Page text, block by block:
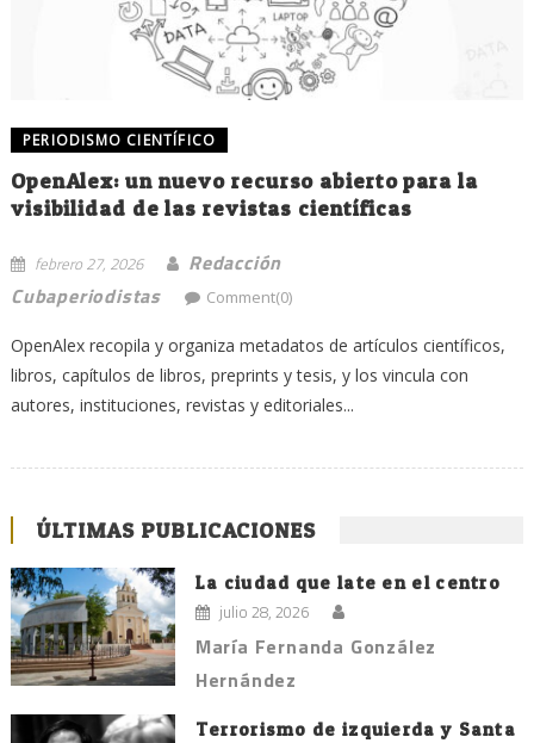
PERIODISMO CIENTÍFICO
OpenAlex: un nuevo recurso abierto para la
visibilidad de las revistas científicas
febrero 27, 2026
Redacción
Cubaperiodistas
Comment(0)
OpenAlex recopila y organiza metadatos de artículos científicos,
libros, capítulos de libros, preprints y tesis, y los vincula con
autores, instituciones, revistas y editoriales...
ÚLTIMAS PUBLICACIONES
La ciudad que late en el centro
julio 28, 2026
María Fernanda González
Hernández
Terrorismo de izquierda y Santa